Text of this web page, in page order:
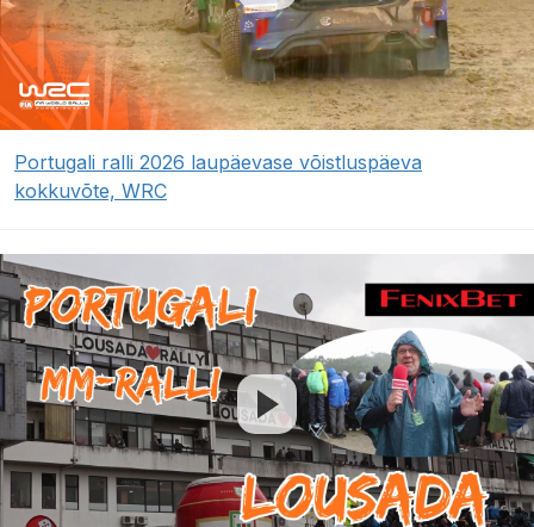
Portugali ralli 2026 laupäevase võistluspäeva
kokkuvõte, WRC